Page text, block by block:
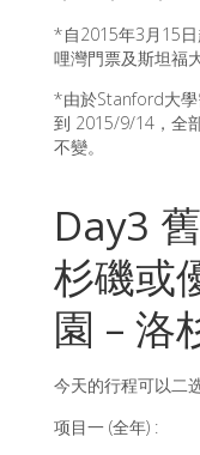
*自2015年3月15
哩灣門票及斯坦福
*由於Stanford大學
到 2015/9/14，全
不變。
Day3
杉磯或
園 – 洛
今天的行程可以二
项目一 (全年) :